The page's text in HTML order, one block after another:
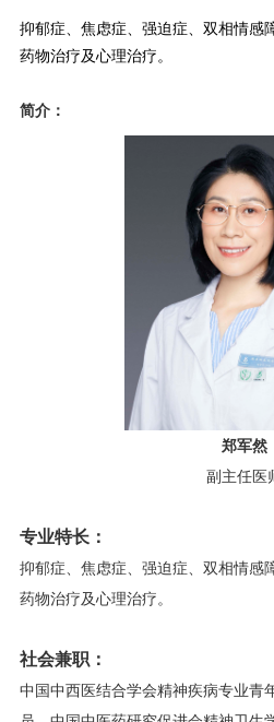
抑郁症、焦虑症、强迫症、双相情感
药物治疗及心理治疗。
简介：
郑军然
副主任医
专业特长：
抑郁症、焦虑症、强迫症、双相情感
药物治疗及心理治疗。
社会兼职：
中国中西医结合学会精神疾病专业青